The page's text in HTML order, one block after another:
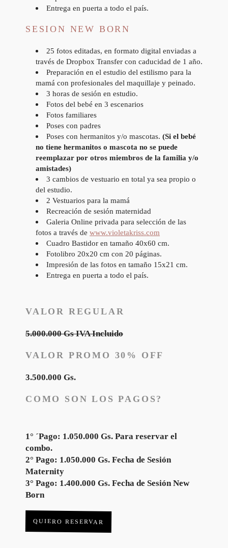
Entrega en puerta a todo el país.
SESION NEW BORN
25 fotos editadas, en formato digital enviadas a
través de Dropbox Transfer con caducidad de 1 año.
Preparación en el estudio del estilismo para la
mamá con profesionales del maquillaje y peinado.
3 horas de sesión en estudio.
Fotos del bebé en 3 escenarios
Fotos familiares
Poses con padres
Poses con hermanitos y/o mascotas.(Si el bebé
no tiene hermanitos o mascota no se puede
reemplazar por otros miembros de la familia y/o
amistades)
3 cambios de vestuario en total ya sea propio o
del estudio.
2 Vestuarios para la mamá
Recreación de sesión maternidad
Galeria Online privada para selección de las
fotos a través de www.violetakriss.com
Cuadro Bastidor en tamaño 40x60 cm.
Fotolibro 20x20 cm con 20 páginas.
Impresión de las fotos en tamaño 15x21 cm.
Entrega en puerta a todo el país.
VALOR REGULAR
5.000.000 Gs IVA Incluido
VALOR PROMO 30% OFF
3.500.000 Gs.
COMO SON LOS PAGOS?
1° ´Pago: 1.050.000 Gs. Para reservar el
combo.
2° Pago: 1.050.000 Gs. Fecha de Sesión
Maternity
3° Pago: 1.400.000 Gs. Fecha de Sesión New
Born
QUIERO RESERVAR